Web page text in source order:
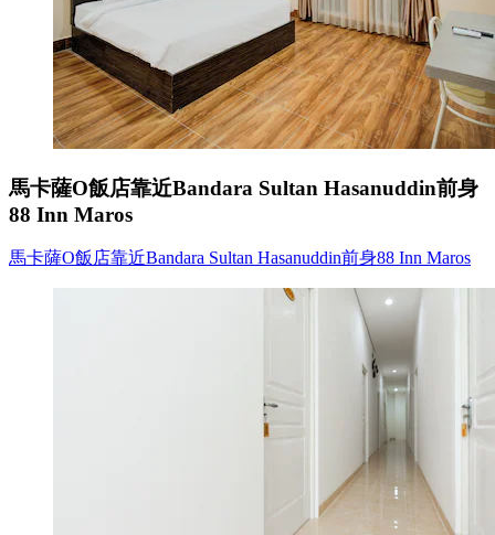
馬卡薩O飯店靠近Bandara Sultan Hasanuddin前身
88 Inn Maros
馬卡薩O飯店靠近Bandara Sultan Hasanuddin前身88 Inn Maros